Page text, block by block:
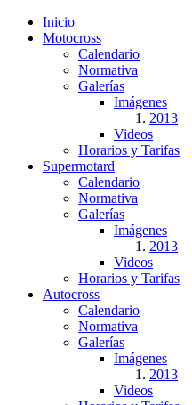
Inicio
Motocross
Calendario
Normativa
Galerías
Imágenes
2013
Videos
Horarios y Tarifas
Supermotard
Calendario
Normativa
Galerías
Imágenes
2013
Videos
Horarios y Tarifas
Autocross
Calendario
Normativa
Galerías
Imágenes
2013
Videos